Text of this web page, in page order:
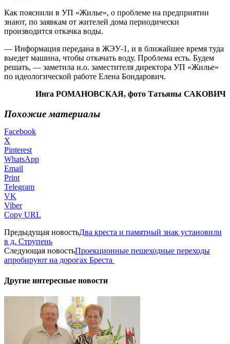
Как пояснили в УП «Жилье», о проблеме на предприятии
знают, по заявкам от жителей дома периодически
производится откачка воды.
— Информация передана в ЖЭУ-1, и в ближайшее время туда
выедет машина, чтобы откачать воду. Проблема есть. Будем
решать, — заметила и.о. заместителя директора УП «Жилье»
по идеологической работе Елена Бондарович.
Инга РОМАНОВСКАЯ, фото Татьяны САКОВИЧ
Похожие материалы
Facebook
X
Pinterest
WhatsApp
Email
Print
Telegram
VK
Viber
Copy URL
Предыдущая новостьДва креста и памятный знак установили
в д. Струпень
Следующая новостьПроекционные пешеходные переходы
апробируют на дорогах Бреста
Другие интересные новости